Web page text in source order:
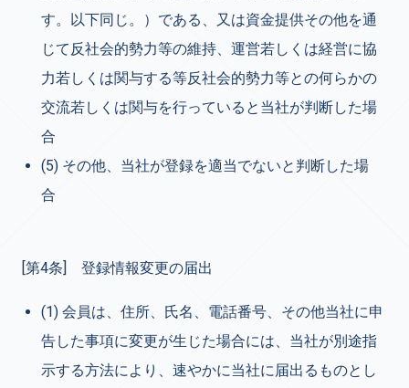
す。以下同じ。）である、又は資金提供その他を通
じて反社会的勢力等の維持、運営若しくは経営に協
力若しくは関与する等反社会的勢力等との何らかの
交流若しくは関与を行っていると当社が判断した場
合
(5) その他、当社が登録を適当でないと判断した場
合
[第4条] 登録情報変更の届出
(1) 会員は、住所、氏名、電話番号、その他当社に申
告した事項に変更が生じた場合には、当社が別途指
示する方法により、速やかに当社に届出るものとし